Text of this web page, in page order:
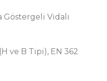
Göstergeli Vidalı
ve B Tipi), EN 362